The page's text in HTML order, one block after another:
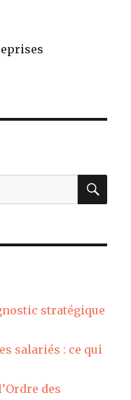
stratégique
salariés : ce qui
des